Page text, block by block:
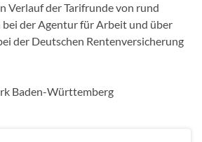
Verlauf der Tarifrunde von rund
bei der Agentur für Arbeit und über
der Deutschen Rentenversicherung
Baden-Württemberg